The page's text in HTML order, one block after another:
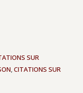
SUR
,CITATIONS SUR